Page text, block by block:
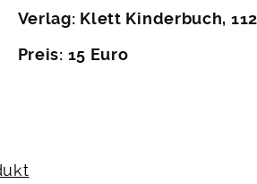
Verlag: Klett Kinderbuch,
Preis: 15 Euro